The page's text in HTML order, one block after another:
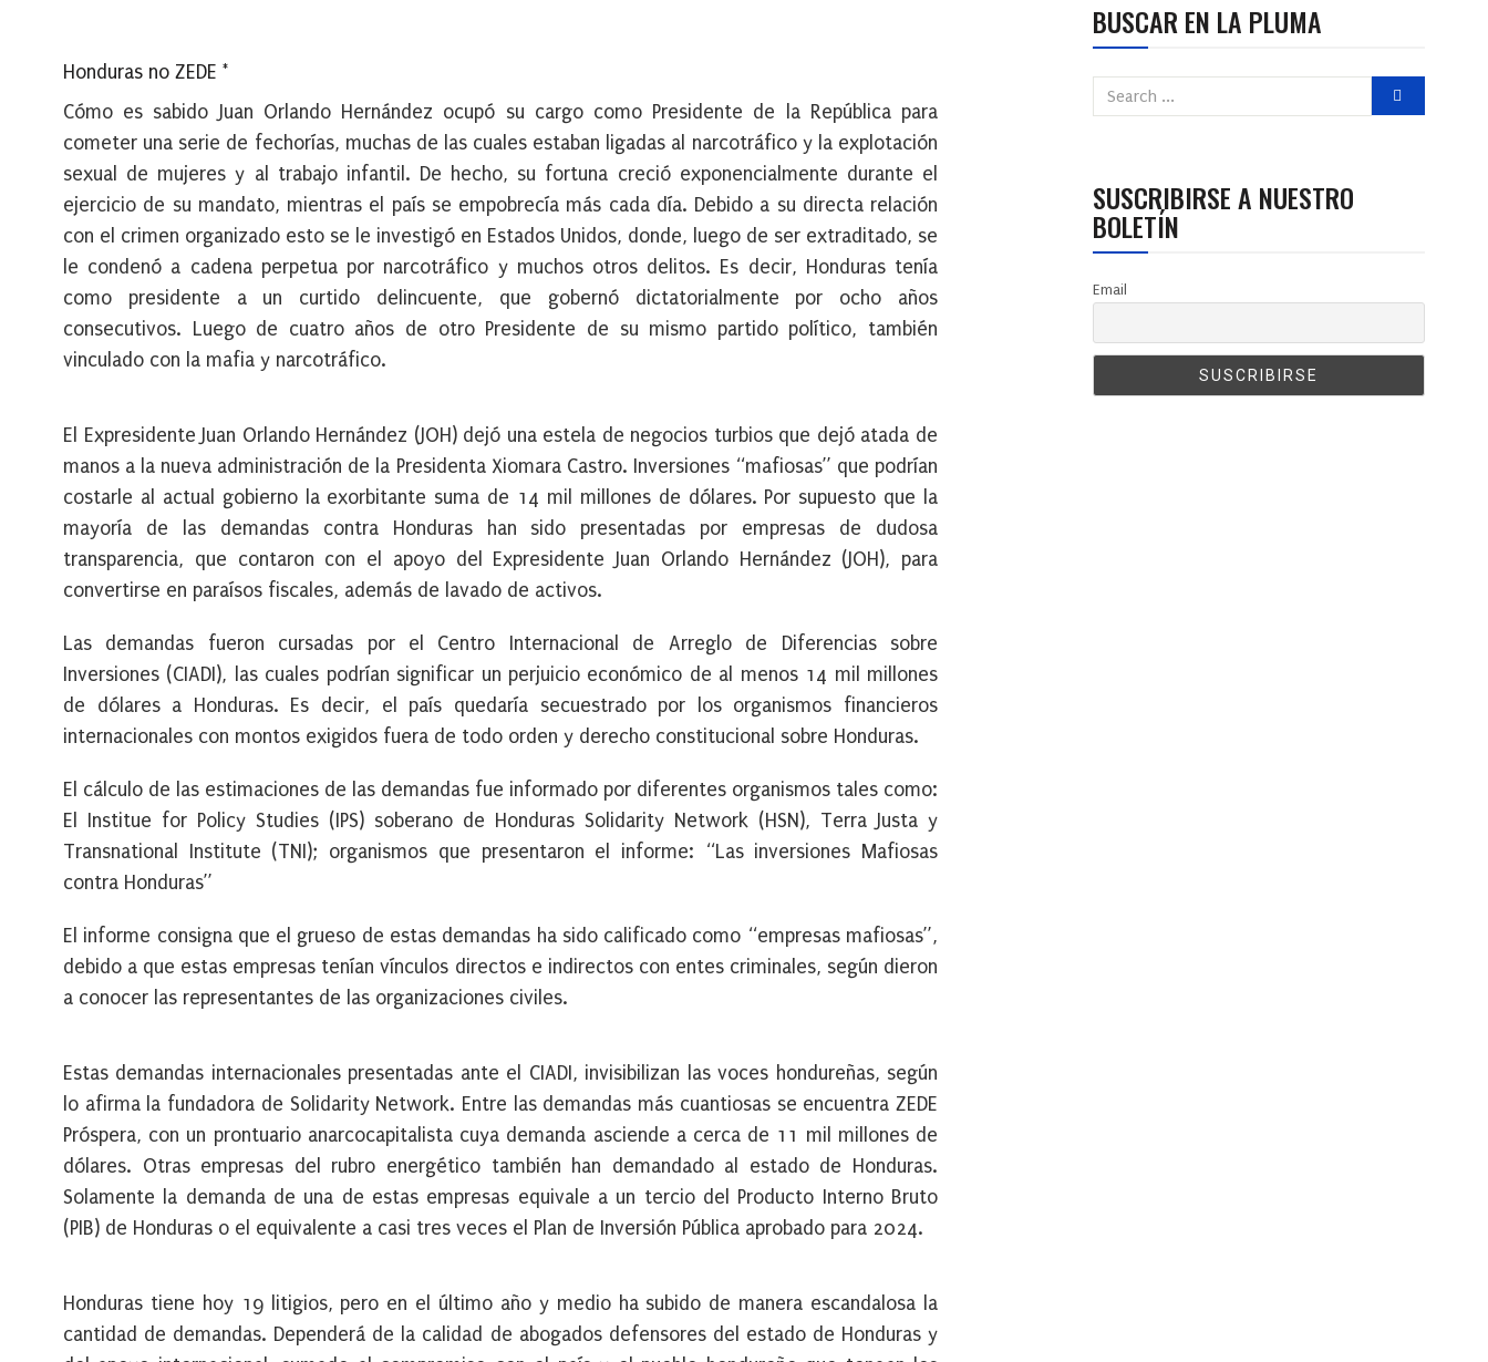
Honduras no ZEDE *
Cómo es sabido Juan Orlando Hernández ocupó su cargo como Presidente de la República para
cometer una serie de fechorías, muchas de las cuales estaban ligadas al narcotráfico y la explotación
sexual de mujeres y al trabajo infantil. De hecho, su fortuna creció exponencialmente durante el
ejercicio de su mandato, mientras el país se empobrecía más cada día. Debido a su directa relación
con el crimen organizado esto se le investigó en Estados Unidos, donde, luego de ser extraditado, se
le condenó a cadena perpetua por narcotráfico y muchos otros delitos. Es decir, Honduras tenía
como presidente a un curtido delincuente, que gobernó dictatorialmente por ocho años
consecutivos. Luego de cuatro años de otro Presidente de su mismo partido político, también
vinculado con la mafia y narcotráfico.
El Expresidente Juan Orlando Hernández (JOH) dejó una estela de negocios turbios que dejó atada de
manos a la nueva administración de la Presidenta Xiomara Castro. Inversiones “mafiosas” que podrían
costarle al actual gobierno la exorbitante suma de 14 mil millones de dólares. Por supuesto que la
mayoría de las demandas contra Honduras han sido presentadas por empresas de dudosa
transparencia, que contaron con el apoyo del Expresidente Juan Orlando Hernández (JOH), para
convertirse en paraísos fiscales, además de lavado de activos.
Las demandas fueron cursadas por el Centro Internacional de Arreglo de Diferencias sobre
Inversiones (CIADI), las cuales podrían significar un perjuicio económico de al menos 14 mil millones
de dólares a Honduras. Es decir, el país quedaría secuestrado por los organismos financieros
internacionales con montos exigidos fuera de todo orden y derecho constitucional sobre Honduras.
El cálculo de las estimaciones de las demandas fue informado por diferentes organismos tales como:
El Institue for Policy Studies (IPS) soberano de Honduras Solidarity Network (HSN), Terra Justa y
Transnational Institute (TNI); organismos que presentaron el informe: “Las inversiones Mafiosas
contra Honduras”
El informe consigna que el grueso de estas demandas ha sido calificado como “empresas mafiosas”,
debido a que estas empresas tenían vínculos directos e indirectos con entes criminales, según dieron
a conocer las representantes de las organizaciones civiles.
Estas demandas internacionales presentadas ante el CIADI, invisibilizan las voces hondureñas, según
lo afirma la fundadora de Solidarity Network. Entre las demandas más cuantiosas se encuentra ZEDE
Próspera, con un prontuario anarcocapitalista cuya demanda asciende a cerca de 11 mil millones de
dólares. Otras empresas del rubro energético también han demandado al estado de Honduras.
Solamente la demanda de una de estas empresas equivale a un tercio del Producto Interno Bruto
(PIB) de Honduras o el equivalente a casi tres veces el Plan de Inversión Pública aprobado para 2024.
Honduras tiene hoy 19 litigios, pero en el último año y medio ha subido de manera escandalosa la
cantidad de demandas. Dependerá de la calidad de abogados defensores del estado de Honduras y
BUSCAR EN LA PLUMA
SUSCRIBIRSE A NUESTRO
BOLETÍN
Email